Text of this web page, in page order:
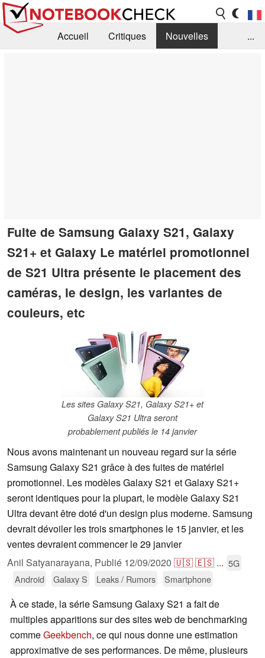
Accueil Critiques
Nouvelles
...
Fuite de Samsung Galaxy S21, Galaxy
S21+ et Galaxy Le matériel promotionnel
de S21 Ultra présente le placement des
caméras, le design, les variantes de
couleurs, etc
Les sites Galaxy S21, Galaxy S21+ et
Galaxy S21 Ultra seront
probablement publiés le 14 janvier
Nous avons maintenant un nouveau regard sur la série
Samsung Galaxy S21 grâce à des fuites de matériel
promotionnel. Les modèles Galaxy S21 et Galaxy S21+
seront identiques pour la plupart, le modèle Galaxy S21
Ultra devant être doté d'un design plus moderne. Samsung
devrait dévoiler les trois smartphones le 15 janvier, et les
ventes devraient commencer le 29 janvier
Anil Satyanarayana, Publié 12/09/2020 🇺🇸🇪🇸 ... 5G
Android
Galaxy S Leaks / Rumors Smartphone
À ce stade, la série Samsung Galaxy S21 a fait de
multiples apparitions sur des sites web de benchmarking
commeGeekbench, ce qui nous donne une estimation
approximative de ses performances. De même, plusieurs